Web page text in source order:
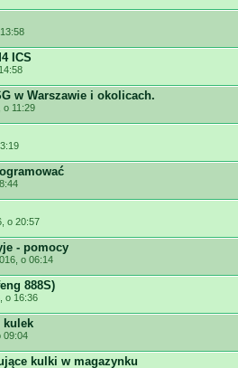
ICS
w Warszawie i okolicach.
o 11:29
o 20:57
- pomocy
o 06:14
888S)
o 16:36
kulek
09:04
kulki w magazynku